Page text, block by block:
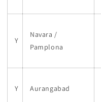
Y
Navara /
Pamplona
Y Aurangabad